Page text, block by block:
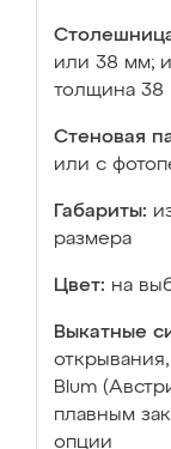
или 38 мм;
толщина 38
Стеновая
или с
Габариты:
размера
Цвет: на
Выкатные
Blum
плавным
опции